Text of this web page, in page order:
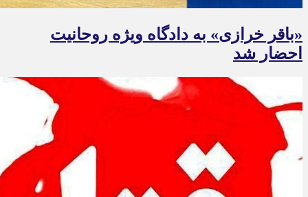
«باقر خرازی» به دادگاه ویژه روحانیت
احضار شد